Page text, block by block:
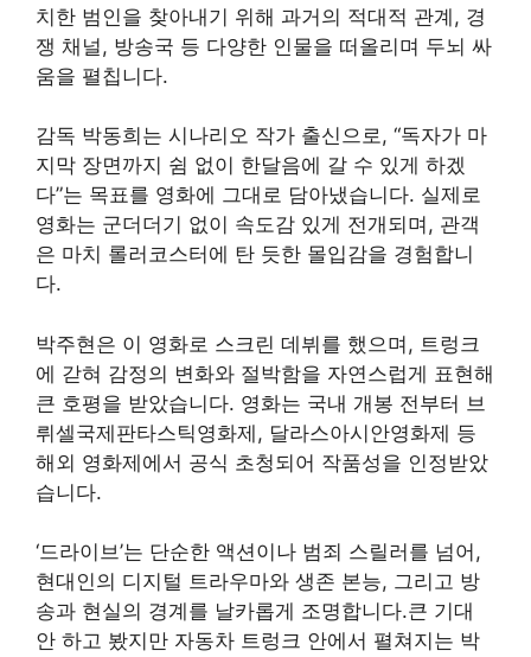
치한 범인을 찾아내기 위해 과거의 적대적 관계, 경
쟁 채널, 방송국 등 다양한 인물을 떠올리며 두뇌 싸
움을 펼칩니다.
감독 박동희는 시나리오 작가 출신으로, “독자가 마
지막 장면까지 쉼 없이 한달음에 갈 수 있게 하겠
다”는 목표를 영화에 그대로 담아냈습니다. 실제로
영화는 군더더기 없이 속도감 있게 전개되며, 관객
은 마치 롤러코스터에 탄 듯한 몰입감을 경험합니
다.
박주현은 이 영화로 스크린 데뷔를 했으며, 트렁크
에 갇혀 감정의 변화와 절박함을 자연스럽게 표현해
큰 호평을 받았습니다. 영화는 국내 개봉 전부터 브
뤼셀국제판타스틱영화제, 달라스아시안영화제 등
해외 영화제에서 공식 초청되어 작품성을 인정받았
습니다.
‘드라이브’는 단순한 액션이나 범죄 스릴러를 넘어,
현대인의 디지털 트라우마와 생존 본능, 그리고 방
송과 현실의 경계를 날카롭게 조명합니다.큰 기대
안 하고 봤지만 자동차 트렁크 안에서 펼쳐지는 박